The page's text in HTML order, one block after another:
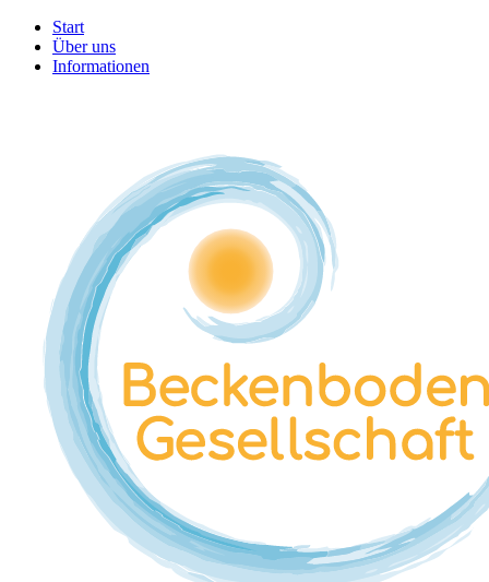
Start
Über uns
Informationen